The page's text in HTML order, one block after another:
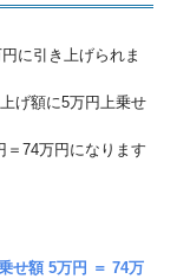
に引き上げられま
げ額に5万円上乗せ
＝74万円になります
せ額 5万円 ＝ 74万